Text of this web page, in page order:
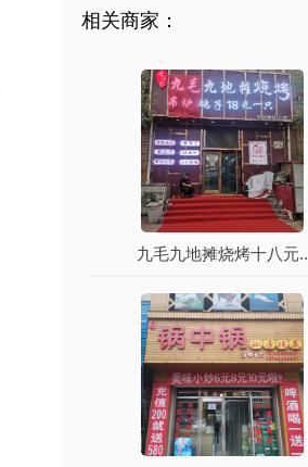
相关商家：
九毛九地摊烧烤十八元..